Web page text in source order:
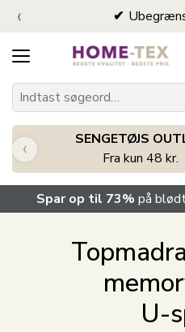
‹
SENGETØJS
Fra kun 48 kr.
‹
Spar op til 73% på
U-